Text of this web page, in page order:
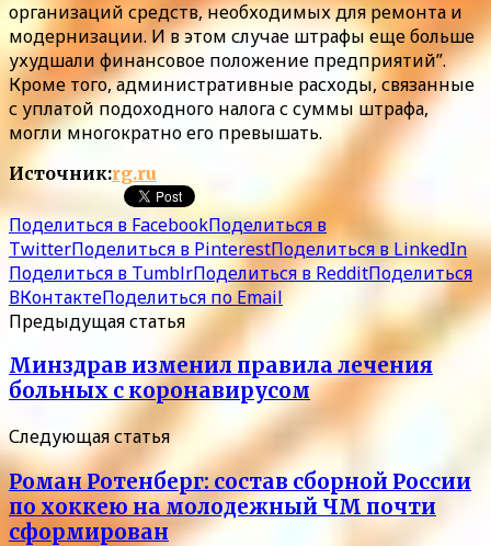
организаций средств, необходимых для ремонта и
модернизации. И в этом случае штрафы еще больше
ухудшали финансовое положение предприятий”.
Кроме того, административные расходы, связанные
с уплатой подоходного налога с суммы штрафа,
могли многократно его превышать.
Источник:rg.ru
Поделиться в FacebookПоделиться в
TwitterПоделиться в PinterestПоделиться в LinkedIn
Поделиться в TumblrПоделиться в RedditПоделиться
ВКонтактеПоделиться по Email
Предыдущая статья
Минздрав изменил правила лечения
больных с коронавирусом
Следующая статья
Роман Ротенберг: состав сборной России
по хоккею на молодежный ЧМ почти
сформирован